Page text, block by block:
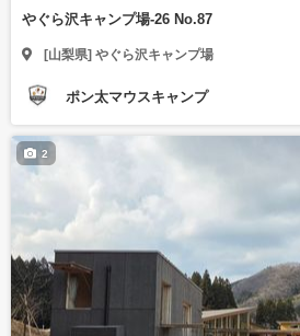
やぐら沢キャンプ場-26 No.87
[山梨県] やぐら沢キャンプ場
ポン太マウスキャンプ
2